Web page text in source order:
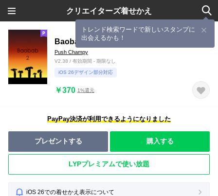
クリエイターズ着せかえ
トレンド検索ワードで新しいスタンプに
出会えるかも！
Baobab2
Push Champy
V2.38 / 有効期間 - 期限なし
iOS 26デザイン部分対応
￥370 1%還元
PayPay決済が利用できるようになりました
プレゼントする 購入する
LYPプレミアムで使い放題
iOS 26での着せかえ表示について